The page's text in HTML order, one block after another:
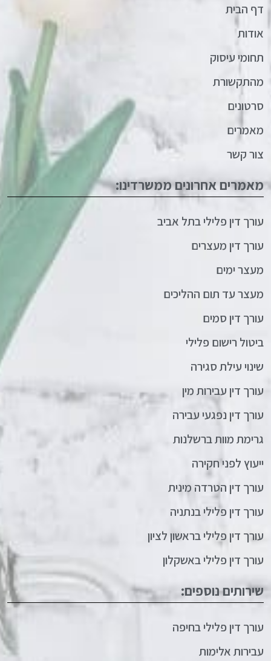
דף הבית
אודות
תחומי עיסוק
מהתקשורת
סרטונים
מאמרים
צור קשר
מאמרים אחרונים ממשרדינו:
עורך דין פלילי בתל אביב
עורך דין מעצרים
מעצר ימים
מעצר עד תום ההליכים
עורך דין סמים
ביטול רישום פלילי
שינוי עילת סגירה
עורך דין עבירות מין
עורך דין נפגעי עבירה
גרימת מוות ברשלנות
ייעוץ לפני חקירה
עורך דין הטרדה מינית
עורך דין פלילי בנתניה
עורך דין פלילי בראשון לציון
עורך דין פלילי באשקלון
שירותים נוספים:
עורך דין פלילי בחיפה
עבירות אלימות